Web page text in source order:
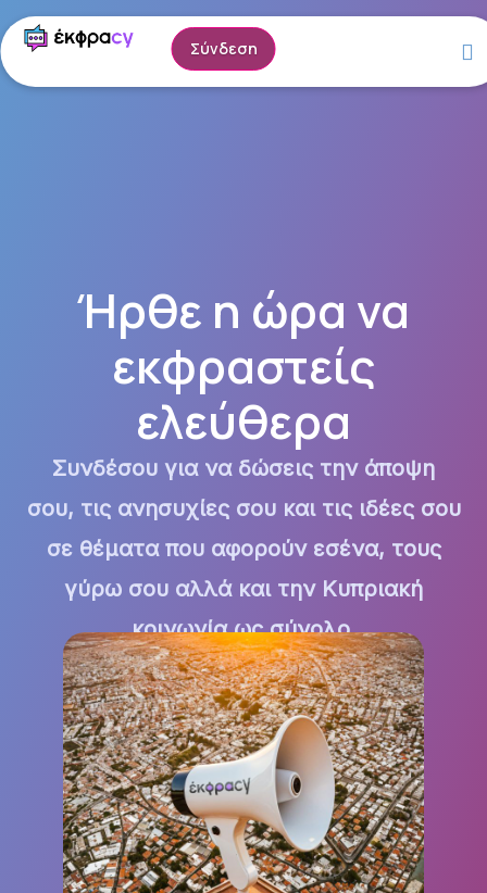
Skip
to
content
Σύνδεση
Ήρθε η ώρα να
εκφραστείς
ελεύθερα
Συνδέσου για να δώσεις την άποψη
σου, τις ανησυχίες σου και τις ιδέες σου
σε θέματα που αφορούν εσένα, τους
γύρω σου αλλά και την Κυπριακή
κοινωνία ως σύνολο.
Σύνδεση